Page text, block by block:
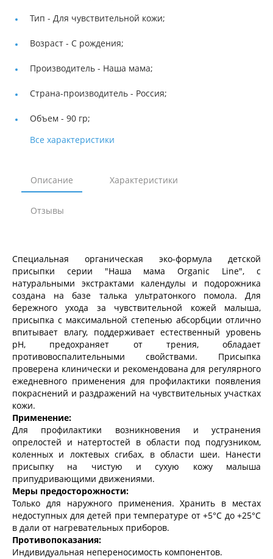
Тип - Для чувствительной кожи;
Возраст - С рождения;
Производитель - Наша мама;
Страна-производитель - Россия;
Объем - 90 гр;
Все характеристики
Описание Характеристики
Отзывы
Специальная органическая эко-формула детской
присыпки серии "Наша мама Organic Line", с
натуральными экстрактами календулы и подорожника
создана на базе талька ультратонкого помола. Для
бережного ухода за чувствительной кожей малыша,
присыпка с максимальной степенью абсорбции отлично
впитывает влагу, поддерживает естественный уровень
pH, предохраняет от трения, обладает
противовоспалительными свойствами. Присыпка
проверена клинически и рекомендована для регулярного
ежедневного применения для профилактики появления
покраснений и раздражений на чувствительных участках
кожи.
Применение:
Для профилактики возникновения и устранения
опрелостей и натертостей в области под подгузником,
коленных и локтевых сгибах, в области шеи. Нанести
присыпку на чистую и сухую кожу малыша
припудривающими движениями.
Меры предосторожности:
Только для наружного применения. Хранить в местах
недоступных для детей при температуре от +5°С до +25°С
в дали от нагревательных приборов.
Противопоказания:
Индивидуальная непереносимость компонентов.